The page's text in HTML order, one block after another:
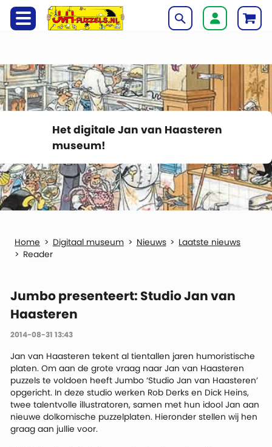
Het digitale Jan van Haasteren
museum!
Digitaal museum Nieuws
Laatste nieuws
Reader
Jumbo presenteert: Studio Jan van
Haasteren
2014-08-31 13:43
Jan van Haasteren tekent al tientallen jaren humoristische
platen. Om aan de grote vraag naar Jan van Haasteren
puzzels te voldoen heeft Jumbo ‘Studio Jan van Haasteren’
opgericht. In deze studio werken Rob Derks en Dick Heins,
twee talentvolle illustratoren, samen met hun idool Jan aan
nieuwe dolkomische puzzelplaten. Hieronder stellen wij hen
graag aan jullie voor.